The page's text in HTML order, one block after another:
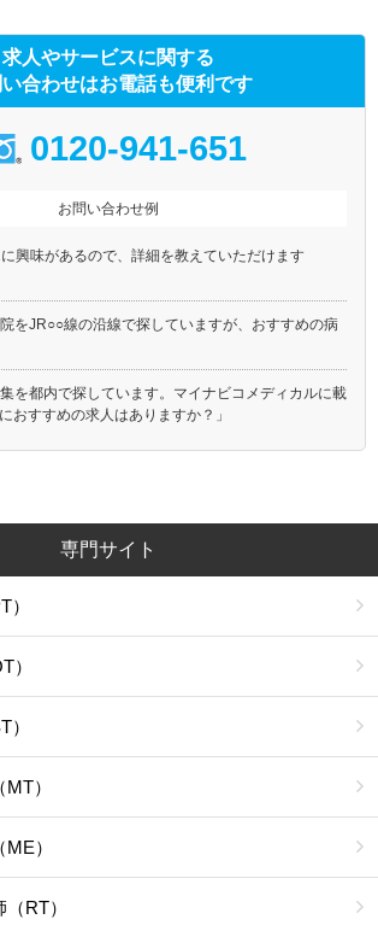
求人やサービスに関する
合わせはお電話も便利です
0120-941-651
お問い合わせ例
興味があるので、詳細を教えていただけます
院をJR○○線の沿線で探していますが、おすすめの病
集を都内で探しています。マイナビコメディカルに載
おすすめの求人はありますか？」
専門サイト
）
）
）
RT）